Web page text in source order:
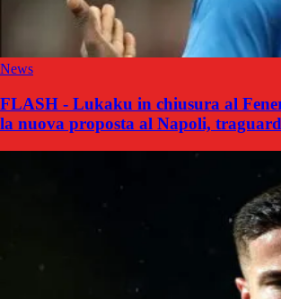
News
FLASH - Lukaku in chiusura al
la nuova proposta al Napoli,